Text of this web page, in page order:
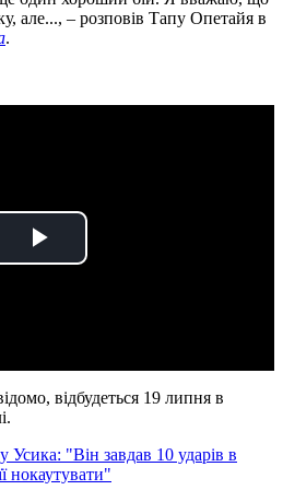
але..., – розповів Тапу Опетайя в
.
Play
відбудеться 19 липня в
Усика: "Він завдав 10 ударів в
нокаутувати"